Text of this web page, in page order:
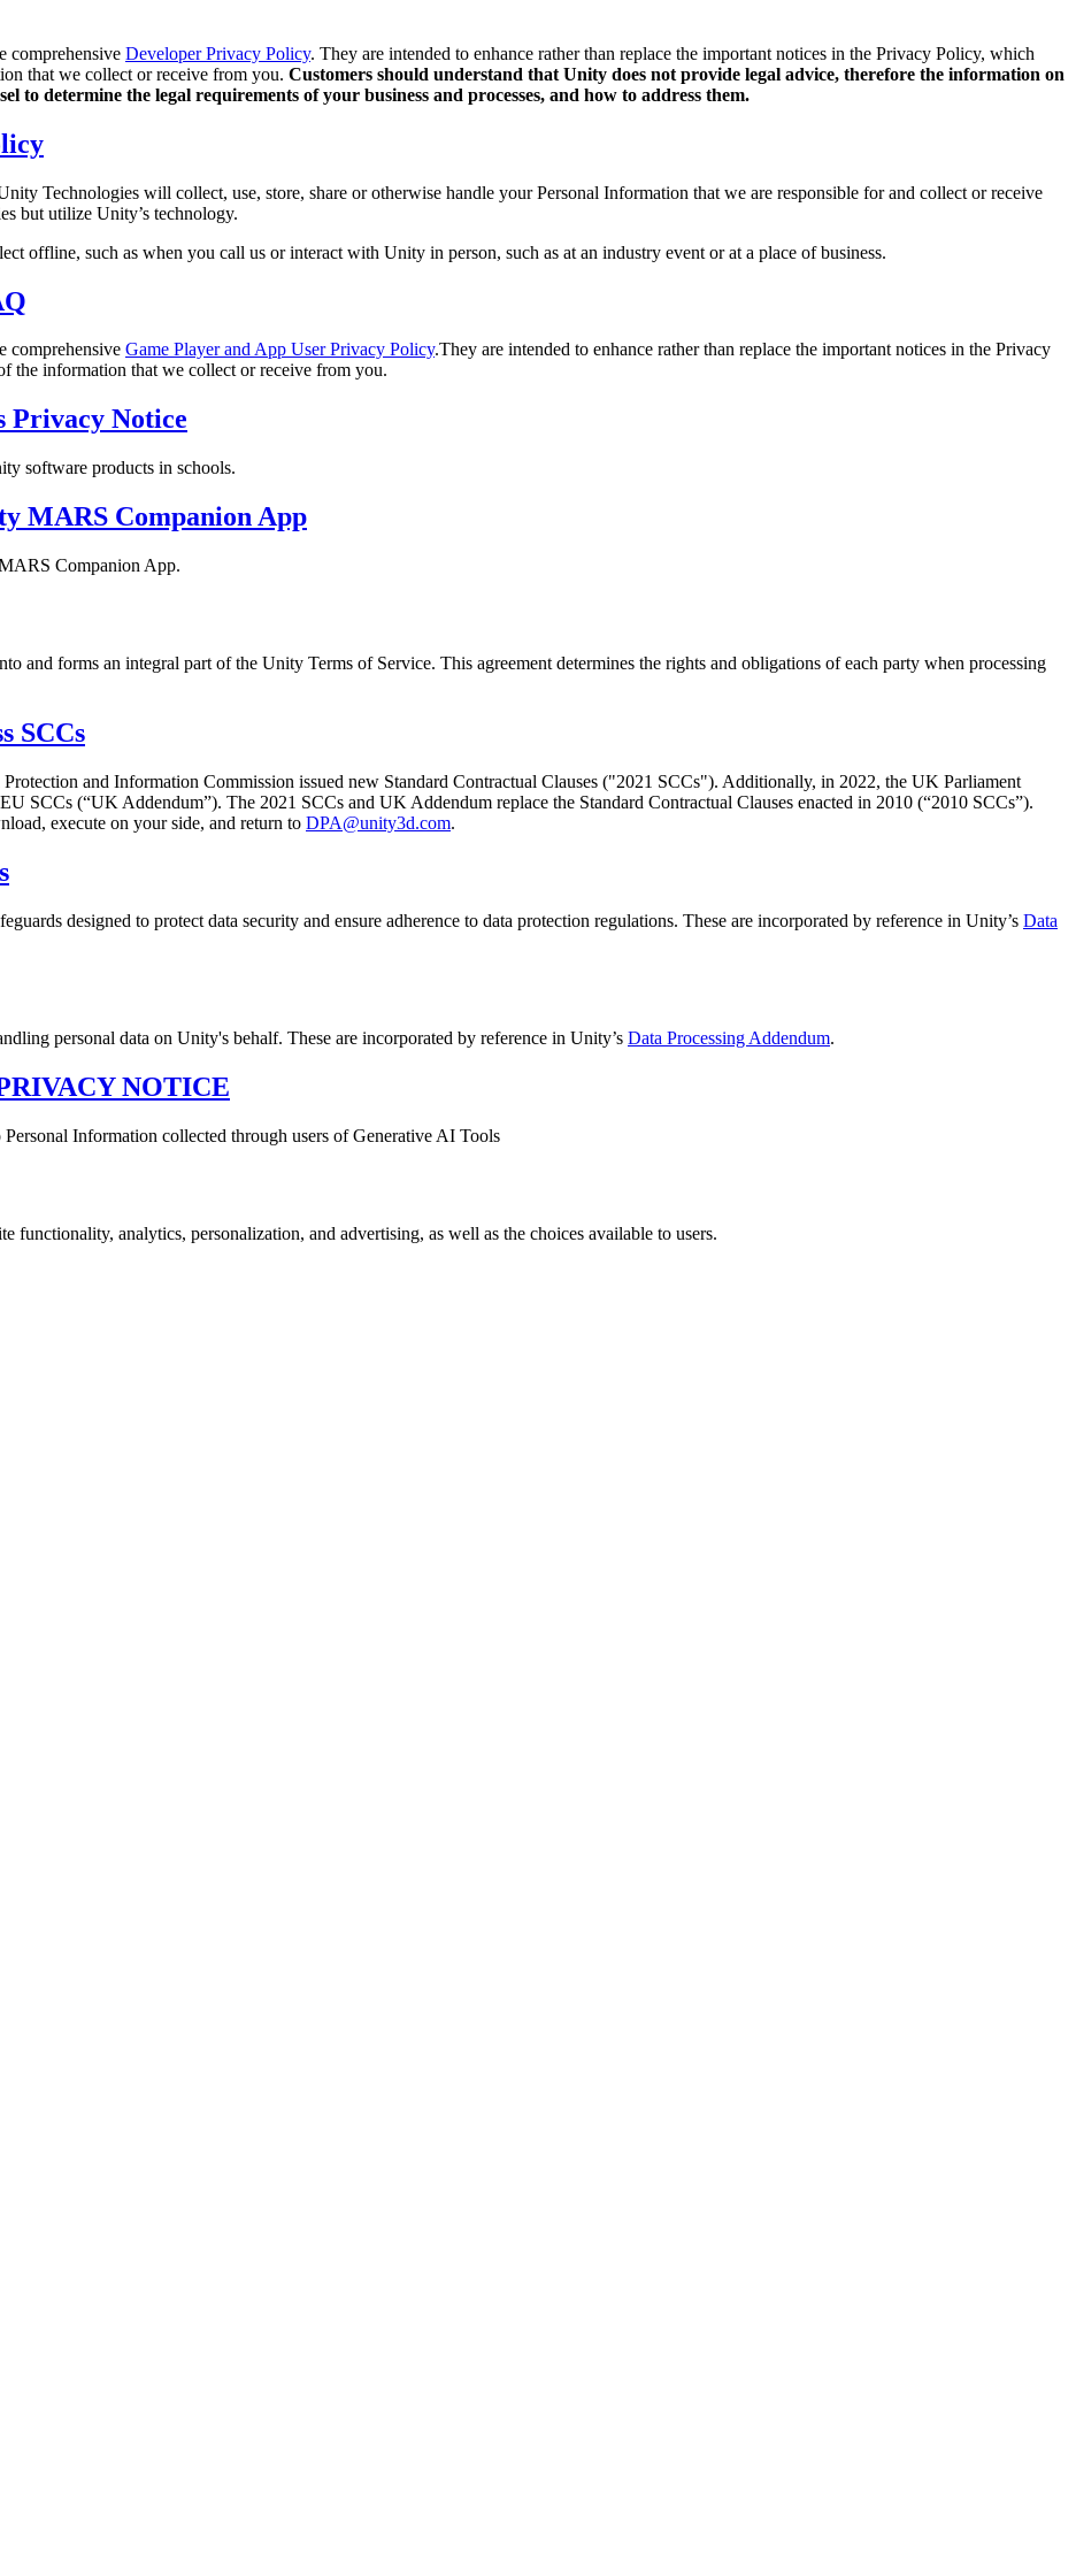
canal directo al consumidor (D2C).
comprehensive Developer Privacy Policy. They are intended to enhance rather than replace the important notices in the Privacy Policy, which
that we collect or receive from you. Customers should understand that Unity does not provide legal advice, therefore the information on
to determine the legal requirements of your business and processes, and how to address them.
Technologies will collect, use, store, share or otherwise handle your Personal Information that we are responsible for and collect or receive
but utilize Unity’s technology.
offline, such as when you call us or interact with Unity in person, such as at an industry event or at a place of business.
comprehensive Game Player and App User Privacy Policy.They are intended to enhance rather than replace the important notices in the Privacy
the information that we collect or receive from you.
Privacy Notice
software products in schools.
MARS Companion App
Companion App.
and forms an integral part of the Unity Terms of Service. This agreement determines the rights and obligations of each party when processing
SCCs
and Information Commission issued new Standard Contractual Clauses ("2021 SCCs"). Additionally, in 2022, the UK Parliament
SCCs (“UK Addendum”). The 2021 SCCs and UK Addendum replace the Standard Contractual Clauses enacted in 2010 (“2010 SCCs”).
execute on your side, and return to DPA@unity3d.com.
designed to protect data security and ensure adherence to data protection regulations. These are incorporated by reference in Unity’s Data
personal data on Unity's behalf. These are incorporated by reference in Unity’s Data Processing Addendum.
NOTICE
Information collected through users of Generative AI Tools
functionality, analytics, personalization, and advertising, as well as the choices available to users.